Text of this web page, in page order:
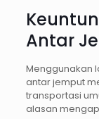
Antar
Menggunakan
antar jemput
transportasi
alasan